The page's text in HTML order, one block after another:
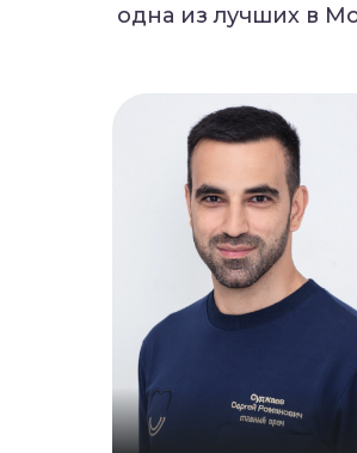
одна из лучших в